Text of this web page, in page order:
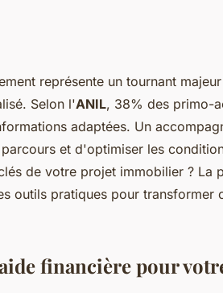
: vos
représente un tournant
Selon l'ANIL, 38% des primo-
adaptées. Un
et d'optimiser les
de votre projet immobilier ? La
outils pratiques pour transformer
financière pour